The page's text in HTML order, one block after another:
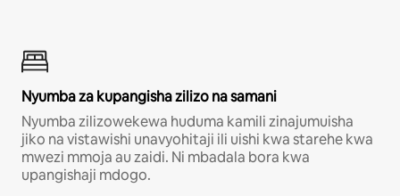
Nyumba za kupangisha zilizo na samani
Nyumba zilizowekewa huduma kamili zinajumuisha
jiko na vistawishi unavyohitaji ili uishi kwa starehe kwa
mwezi mmoja au zaidi. Ni mbadala bora kwa
upangishaji mdogo.